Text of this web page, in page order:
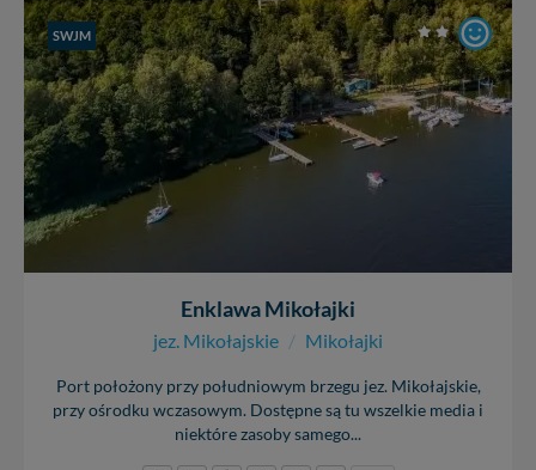
SWJM
Enklawa Mikołajki
jez. Mikołajskie / Mikołajki
Port położony przy południowym brzegu jez. Mikołajskie,
przy ośrodku wczasowym. Dostępne są tu wszelkie media i
niektóre zasoby samego...